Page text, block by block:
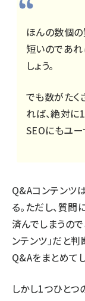
ほんの数個
短いのであ
しょう。
でも数がたく
れば、絶対に
SEOにもユー
Q&Aコンテンツ
る。ただし、質
済んでしまうの
ンテンツ」だと
Q&Aをまとめて
しかし1つひとつ